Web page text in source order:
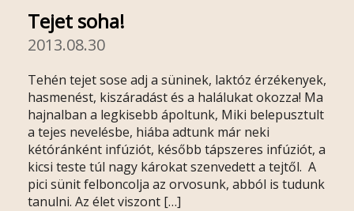
Tejet soha!
2013.08.30
Tehén tejet sose adj a süninek, laktóz érzékenyek,
hasmenést, kiszáradást és a halálukat okozza! Ma
hajnalban a legkisebb ápoltunk, Miki belepusztult
a tejes nevelésbe, hiába adtunk már neki
kétóránként infúziót, később tápszeres infúziót, a
kicsi teste túl nagy károkat szenvedett a tejtől. A
pici sünit felboncolja az orvosunk, abból is tudunk
tanulni. Az élet viszont […]